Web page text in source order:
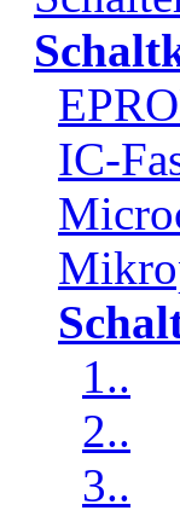
IC-
1..
2..
3..